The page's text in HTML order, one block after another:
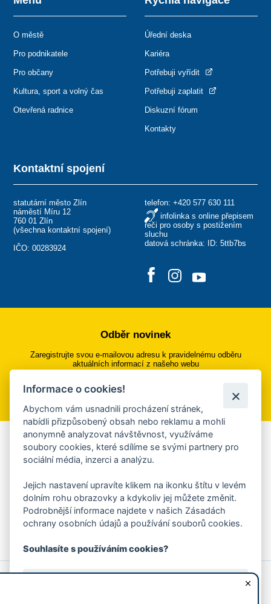
Kontaktní spojení
statutární město Zlín
náměstí Míru 12
760 01 Zlín
(všechna kontaktní spojení)
IČO: 00283924
telefon: +420 577 630 111
infolinka s online přepisem
řeči pro osoby s postižením
sluchu
datová schránka: ID: 5ttb7bs
O městě
Pro podnikatele
Pro občany
Kultura, sport a volný čas
Otevřená radnice
Úřední deska
Kariéra
Potřebuji vyřídit
Potřebuji zaplatit
Diskuzní fórum
Kontakty
Odběr novinek
Zaregistrujte svou e-mailovou adresu k pravidelnému odběru
aktuálních informací z našeho webu
Přihlásit se k odběru
Aplikace Mobilní rozhlas
Chcete dostávat do svého mobilu či mailu upozornění na
ankety, pozvánky na kulturní a sportovní akce?
Více informací o aplikaci
© 2026 Magistrát města Zlína
Prohlášení o používání cookies
Informace o cookies!
Abychom vám usnadnili procházení stránek,
nabídli přizpůsobený obsah nebo reklamu a mohli
anonymně analyzovat návštěvnost, využíváme
soubory cookies, které sdílíme se svými partnery pro
sociální média, inzerci a analýzu.
Jejich nastavení upravíte klikem na ikonku štítu v levém
dolním rohu obrazovky a kdykoliv jej můžete změnit.
Podrobnější informace najdete v našich Zásadách
ochrany osobních údajů a používání souborů cookies.
Souhlasíte s používáním cookies?